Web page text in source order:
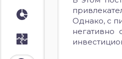
Аналитика
Стратегии
Однако, с
негативно